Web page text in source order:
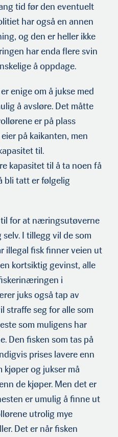
tid før den eventuelt
har også en annen
og den er heller ikke
har enda flere svin
å oppdage.
enige om å jukse med
å avsløre. Det måtte
er på plass
på kaikanten, men
til.
kapasitet til å ta noen få
bli tatt er følgelig
til for at næringsutøverne
I tillegg vil de som
illegal fisk finner veien ut
kortsiktig gevinst, alle
i
juks også tap av
straffe seg for alle som
som muligens har
Den fisken som tas på
prises lavere enn
kjøper og jukser må
de kjøper. Men det er
er umulig å finne ut
utrolig mye
Det er når fisken